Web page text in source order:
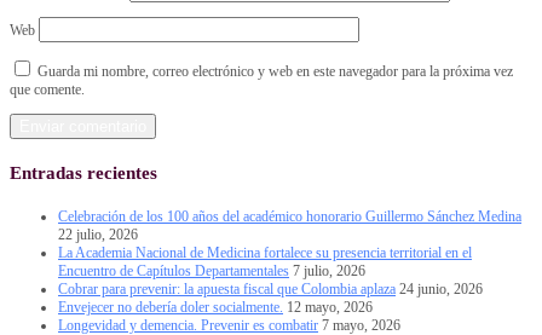
Web
Guarda mi nombre, correo electrónico y web en este navegador para la próxima vez
que comente.
Entradas recientes
Celebración de los 100 años del académico honorario Guillermo Sánchez Medina
22 julio, 2026
La Academia Nacional de Medicina fortalece su presencia territorial en el
Encuentro de Capítulos Departamentales 7 julio, 2026
Cobrar para prevenir: la apuesta fiscal que Colombia aplaza 24 junio, 2026
Envejecer no debería doler socialmente. 12 mayo, 2026
Longevidad y demencia. Prevenir es combatir 7 mayo, 2026